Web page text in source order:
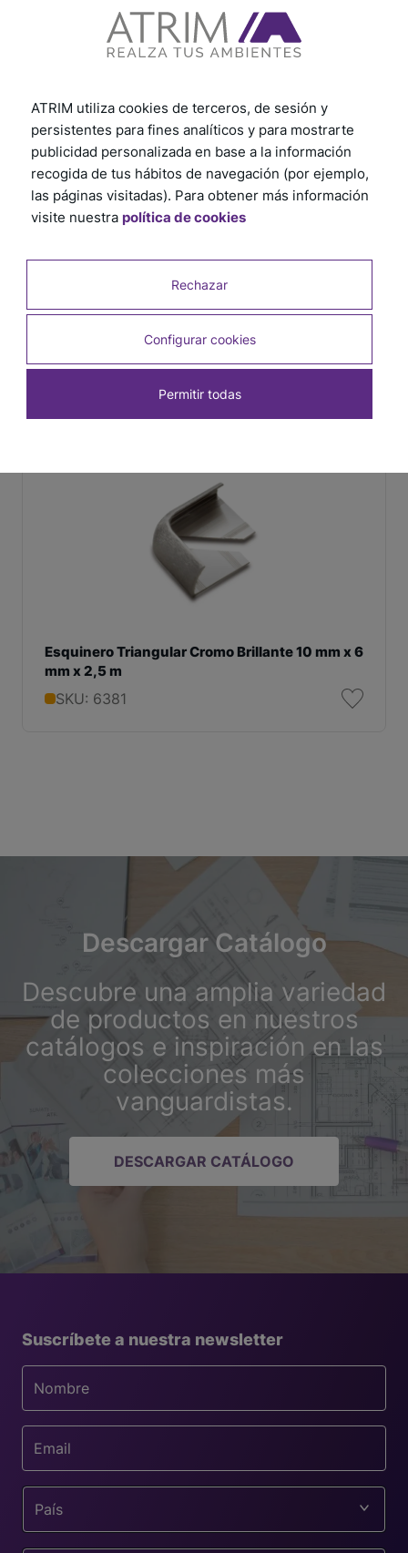
Ver otros tutoriales
Esquinero Triangular Cromo Brillante 10 mm x 6
mm x 2,5 m
SKU: 6381
Descargar Catálogo
Descubre una amplia variedad
de productos en nuestros
catálogos e inspiración en las
colecciones más
vanguardistas.
DESCARGAR CATÁLOGO
Suscríbete a nuestra newsletter
País
ATRIM utiliza cookies de terceros, de sesión y
persistentes para fines analíticos y para mostrarte
publicidad personalizada en base a la información
recogida de tus hábitos de navegación (por ejemplo,
las páginas visitadas). Para obtener más información
visite nuestra política de cookies
Rechazar
Configurar cookies
Permitir todas